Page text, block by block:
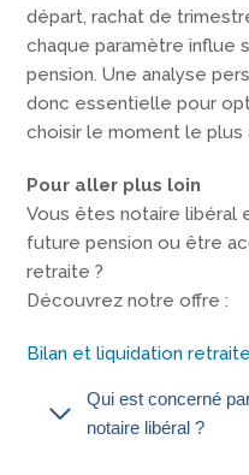
départ, rachat de
chaque paramètre influe
pension. Une analyse
donc essentielle pour
choisir le moment le plus
Pour aller plus loin
Vous êtes notaire libéral
future pension ou être
retraite ?
Découvrez notre offre :
Bilan et liquidation retraite
Qui est concerné
notaire libéral ?